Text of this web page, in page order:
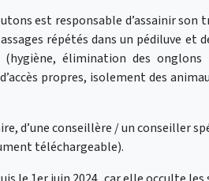
est responsable d’assainir son
répétés dans un pédiluve et
élimination des onglons
propres, isolement des
d’une conseillère / un conseiller
téléchargeable).